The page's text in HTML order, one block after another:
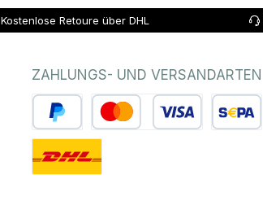
Kostenlose Retoure über DHL
ZAHLUNGS- UND VERSANDARTEN
PayPal Kredit- oder Debitkarte